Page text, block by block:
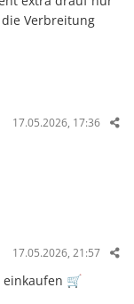
Verbreitung
17.05.2026, 17:36
17.05.2026, 21:57
einkaufen 🛒